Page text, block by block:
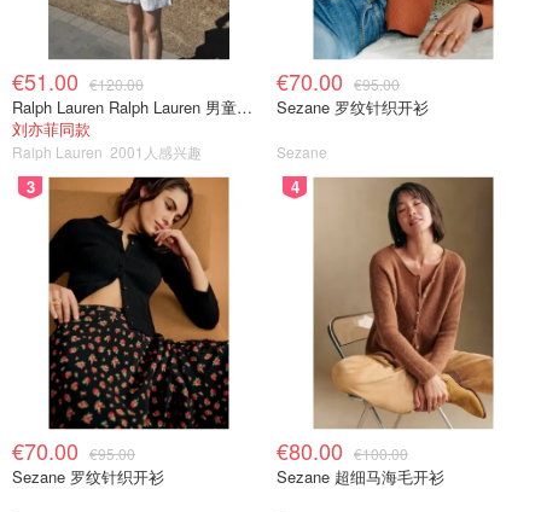
€51.00 €120.00
Ralph Lauren Ralph Lauren 男童亚麻衬衫
刘亦菲同款
Ralph Lauren 2001人感兴趣
€70.00 €95.00
Sezane 罗纹针织开衫
Sezane
3
€70.00 €95.00
Sezane 罗纹针织开衫
4
€80.00 €100.00
Sezane 超细马海毛开衫